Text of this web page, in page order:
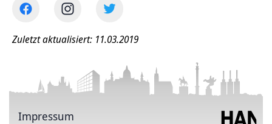
Zuletzt aktualisiert: 11.03.2019
Impressum